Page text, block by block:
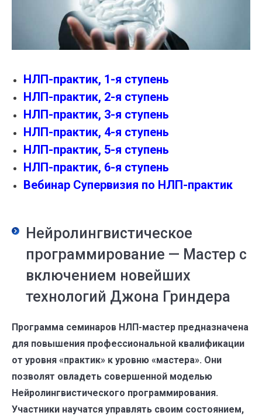
НЛП-практик, 1-я ступень
НЛП-практик, 2-я ступень
НЛП-практик, 3-я ступень
НЛП-практик, 4-я ступень
НЛП-практик, 5-я ступень
НЛП-практик, 6-я ступень
Вебинар Супервизия по НЛП-практик
Нейролингвистическое
программирование — Мастер с
включением новейших
технологий Джона Гриндера
Программа семинаров НЛП-мастер предназначена
для повышения профессиональной квалификации
от уровня «практик» к уровню «мастера». Они
позволят овладеть совершенной моделью
Нейролингвистического программирования.
Участники научатся управлять своим состоянием,